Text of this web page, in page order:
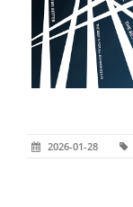
2026-01-28